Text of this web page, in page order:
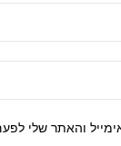
והאתר שלי